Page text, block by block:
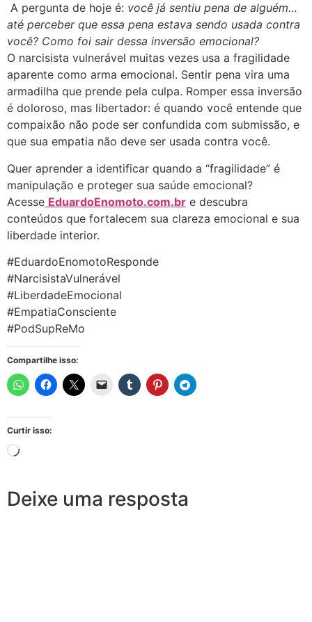
A pergunta de hoje é: você já sentiu pena de alguém…
até perceber que essa pena estava sendo usada contra
você? Como foi sair dessa inversão emocional?
O narcisista vulnerável muitas vezes usa a fragilidade
aparente como arma emocional. Sentir pena vira uma
armadilha que prende pela culpa. Romper essa inversão
é doloroso, mas libertador: é quando você entende que
compaixão não pode ser confundida com submissão, e
que sua empatia não deve ser usada contra você.
Quer aprender a identificar quando a “fragilidade” é
manipulação e proteger sua saúde emocional?
Acesse EduardoEnomoto.com.br e descubra
conteúdos que fortalecem sua clareza emocional e sua
liberdade interior.
#EduardoEnomotoResponde
#NarcisistaVulnerável
#LiberdadeEmocional
#EmpatiaConsciente
#PodSupReMo
Compartilhe isso:
Curtir isso:
Deixe uma resposta